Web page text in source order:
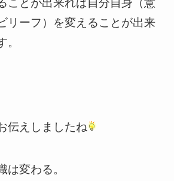
ことが出来れば自分自身（意
リーフ）を変えることが出来
。
伝えしましたね
は変わる。